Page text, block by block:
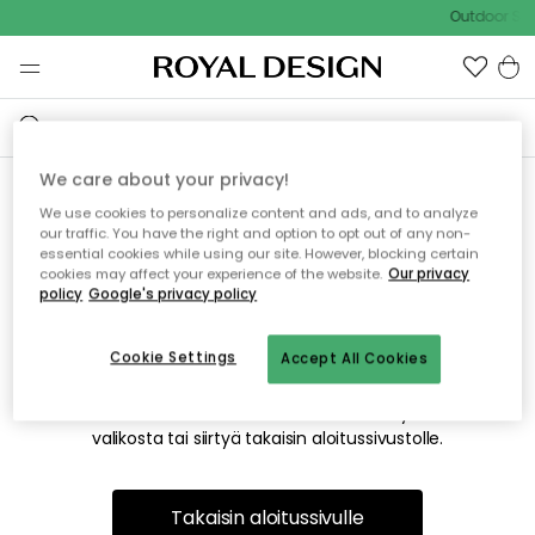
Outdoor
Emme valitettavasti löydä
etsimääsi sivua
Tämä voi johtua siitä, että sivua ei enää ole tai siitä, että se
on siirretty muualle. Pahoittelemme tästä mahdollisesti
valikosta tai siirtyä takaisin aloitussivustolle.
Takaisin aloitussivulle
We care about your privacy!
We use cookies to personalize content and ads, and to analyze
our traffic. You have the right and option to opt out of any non-
essential cookies while using our site. However, blocking certain
cookies may affect your experience of the website. Our privacy
policy Google's privacy policy
Accept All Cookies
Cookie Settings